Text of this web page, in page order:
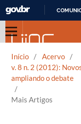
Início / Acervo
/
v. 8 n. 2 (2012):
ampliando o debate
/
Mais Artigos